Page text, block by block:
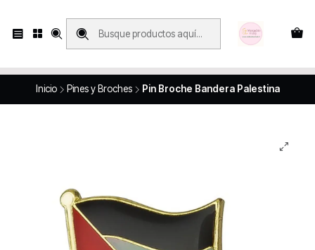
Inicio Pines y Broches Pin Broche Bandera Palestina